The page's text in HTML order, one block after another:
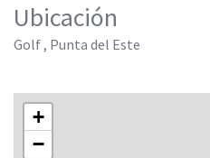
Ubicación
Golf , Punta del Este
+
−